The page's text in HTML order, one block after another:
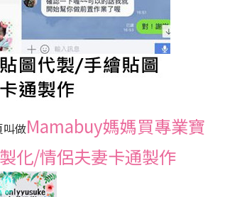
叫做Mamabuy媽媽買專業寶
化/情侶夫妻卡通製作